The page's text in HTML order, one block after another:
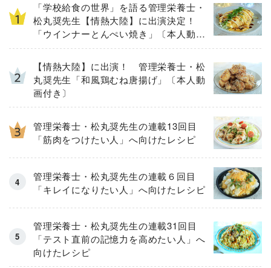
「学校給食の世界」を語る管理栄養士・
松丸奨先生【情熱大陸】に出演決定！
「ウインナーとんぺい焼き」〔本人動画
付き〕
【情熱大陸】に出演！ 管理栄養士・松
丸奨先生「和風鶏むね唐揚げ」〔本人動
画付き〕
管理栄養士・松丸奨先生の連載13回目
「筋肉をつけたい人」へ向けたレシピ
管理栄養士・松丸奨先生の連載６回目
「キレイになりたい人」へ向けたレシピ
管理栄養士・松丸奨先生の連載31回目
「テスト直前の記憶力を高めたい人」へ
向けたレシピ